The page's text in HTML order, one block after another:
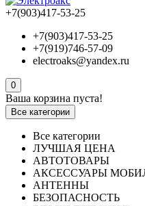
+7(903)417-53-25
+7(903)417-53-25
+7(919)746-57-09
electroaks@yandex.ru
0
Ваша корзина пуста!
Все категории
Все категории
ЛУЧШАЯ ЦЕНА
АВТОТОВАРЫ
АКСЕССУАРЫ
АНТЕННЫ
БЕЗОПАСНОСТЬ